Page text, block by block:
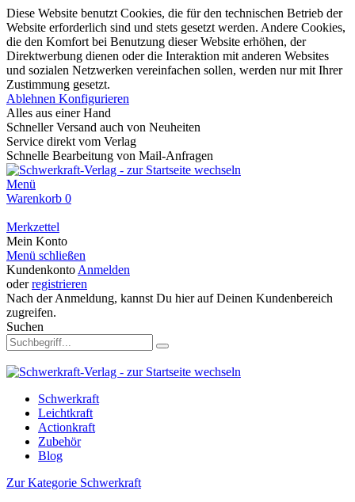
Diese Website benutzt Cookies, die für den technischen Betrieb der
Website erforderlich sind und stets gesetzt werden. Andere Cookies,
die den Komfort bei Benutzung dieser Website erhöhen, der
Direktwerbung dienen oder die Interaktion mit anderen Websites
und sozialen Netzwerken vereinfachen sollen, werden nur mit Ihrer
Zustimmung gesetzt.
Ablehnen Konfigurieren
Alles aus einer Hand
Schneller Versand auch von Neuheiten
Service direkt vom Verlag
Schnelle Bearbeitung von Mail-Anfragen
Menü
Warenkorb 0
Merkzettel
Mein Konto
Menü schließen
Kundenkonto Anmelden
oderregistrieren
Nach der Anmeldung, kannst Du hier auf Deinen Kundenbereich
zugreifen.
Suchen
Schwerkraft
Leichtkraft
Actionkraft
Zubehör
Blog
Zur Kategorie Schwerkraft